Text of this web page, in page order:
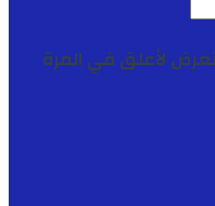
لأعلق في المرة